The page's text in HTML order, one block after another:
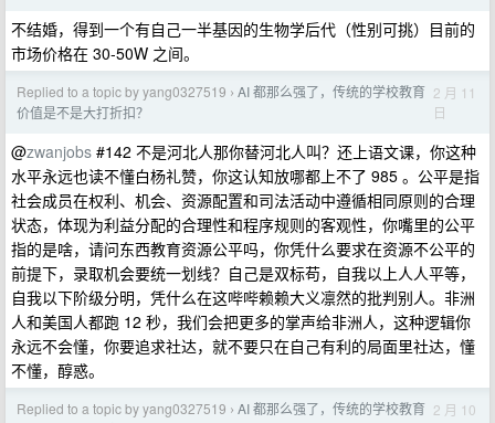
不结婚，得到一个有自己一半基因的生物学后代（性别可挑）目前的
市场价格在 30-50W 之间。
Replied to a topic by yang0327519 › AI 都那么强了，传统的学校教育
价值是不是大打折扣？
2 月 11
日
@zwanjobs #142 不是河北人那你替河北人叫？还上语文课，你这种
水平永远也读不懂白杨礼赞，你这认知放哪都上不了 985 。公平是指
社会成员在权利、机会、资源配置和司法活动中遵循相同原则的合理
状态，体现为利益分配的合理性和程序规则的客观性，你嘴里的公平
指的是啥，请问东西教育资源公平吗，你凭什么要求在资源不公平的
前提下，录取机会要统一划线？自己是双标苟，自我以上人人平等，
自我以下阶级分明，凭什么在这哔哔赖赖大义凛然的批判别人。非洲
人和美国人都跑 12 秒，我们会把更多的掌声给非洲人，这种逻辑你
永远不会懂，你要追求社达，就不要只在自己有利的局面里社达，懂
不懂，醇惑。
Replied to a topic by yang0327519 › AI 都那么强了，传统的学校教育 2 月 10